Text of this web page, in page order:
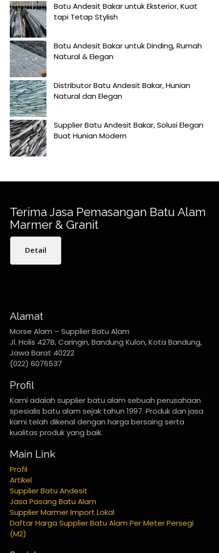
Batu Andesit Bakar untuk Eksterior, Kuat
tapi Tetap Stylish
Batu Andesit Bakar untuk Dinding, Rumah
Natural & Elegan
Distributor Batu Andesit Bakar, Hunian
Natural dan Elegan
Supplier Batu Andesit Bakar, Solusi Elegan
Buat Hunian Modern
Terima Jasa Pemasangan Batu Alam
Marmer & Granit
Detail
Alamat
Morse Alam – Supplier Batu Alam
Jl. Holis 427B, Caringin, Bandung Kulon, Kota Bandung,
Jawa Barat 40222
(022) 6076537
Profil
Kami adalah supplier batu alam sebuah perusahaan
spesialis batu alam sejak tahun 1997. Produk dan jasa
kami telah dikenal dengan harga bersaing serta
kualitas produk yang baik.
Main Link
Profil
Artikel
Supplier Batu Andesit
Jasa Pasang Batu Alam
Supplier Marmer Import Lokal
Daftar Harga Supplier Batu Alam Per Meter Persegi
(M2)